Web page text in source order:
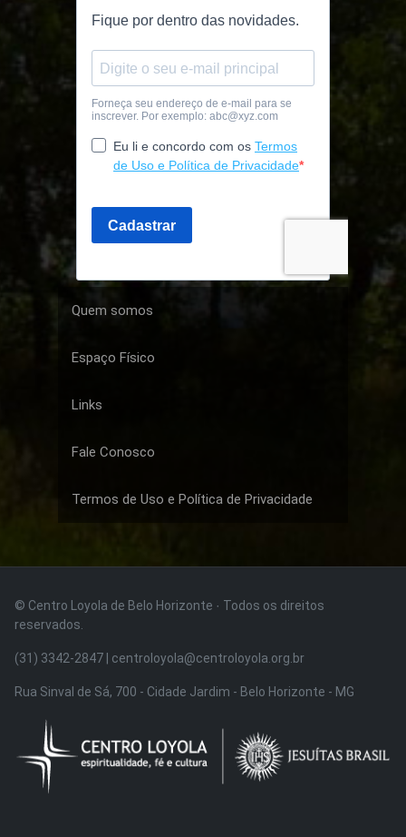
Quem somos
Espaço Físico
Links
Fale Conosco
Termos de Uso e Política de Privacidade
© Centro Loyola de Belo Horizonte · Todos os direitos
reservados.
(31) 3342-2847 | centroloyola@centroloyola.org.br
Rua Sinval de Sá, 700 - Cidade Jardim - Belo Horizonte - MG